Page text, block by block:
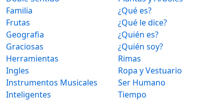
Familia
Frutas
Geografia
Graciosas
Herramientas
Ingles
Instrumentos Musicales
Inteligentes
¿Qué es?
¿Qué le dice?
¿Quién es?
¿Quién soy?
Rimas
Ropa y Vestuario
Ser Humano
Tiempo